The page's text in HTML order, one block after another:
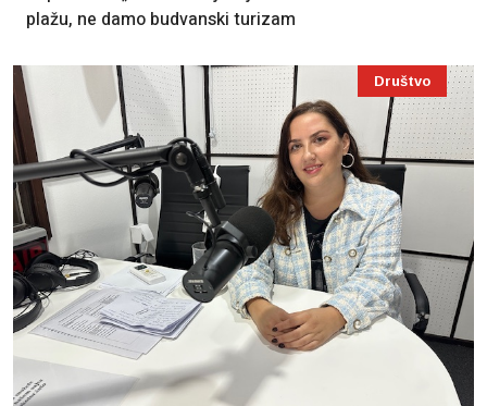
plažu, ne damo budvanski turizam
Društvo